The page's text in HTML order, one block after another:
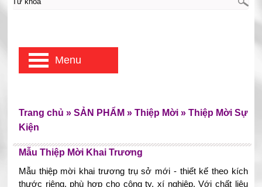
Mẫu Thiệp Mời Khai Trương
Mẫu thiệp mời khai trương trụ sở mới - thiết kế theo kích
thước riêng, phù hợp cho công ty, xí nghiệp. Với chất liệu
Trang chủ » SẢN PHẨM » Thiệp Mời » Thiệp Mời Sự
Kiện
Menu